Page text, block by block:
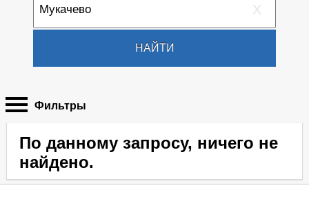
X
НАЙТИ
Фильтры
По данному запросу, ничего не
найдено.